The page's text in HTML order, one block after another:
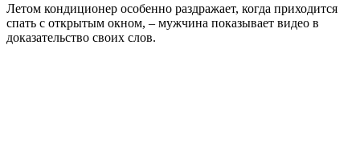
Летом кондиционер особенно раздражает, когда приходится
спать с открытым окном, – мужчина показывает видео в
доказательство своих слов.